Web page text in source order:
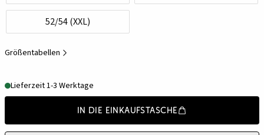
52/54 (XXL)
Größentabellen
Lieferzeit 1-3 Werktage
In die Einkaufstasche